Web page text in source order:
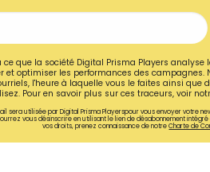
ce que la société Digital Prisma Players analyse
et optimiser les performances des campagnes.
l'heure à laquelle vous le faites ainsi que
Pour en savoir plus sur ces traceurs, voir
sera utilisée par Digital Prisma Playerspour vous envoyer votre
vous désinscrire en utilisant le lien de désabonnement
vos droits, prenez connaissance de notreCharte de
de